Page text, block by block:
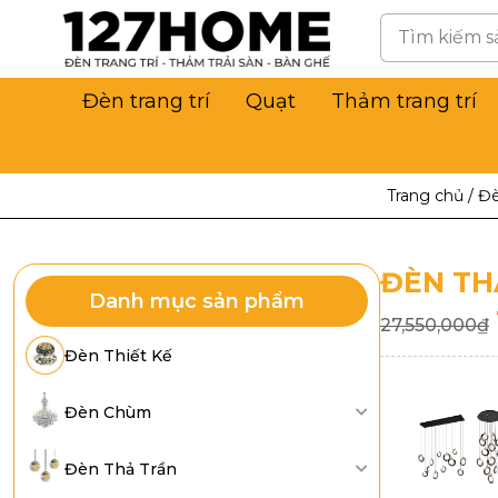
Đèn trang trí Quạt Thảm trang trí
Trang chủ /
Danh mục sản phẩm
Đèn Thiết Kế
Đèn Chùm
Đèn Thả Trần
ĐÈN
27,550,000₫